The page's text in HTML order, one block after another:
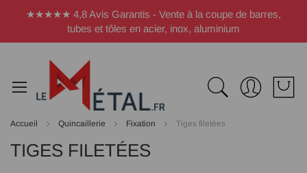
★★★★★ 4,8 Avis Garantis - Vente à la coupe de barres,
tubes et tôles en acier, inox, aluminium
Accueil Quincaillerie Fixation Tiges filetées
TIGES FILETÉES